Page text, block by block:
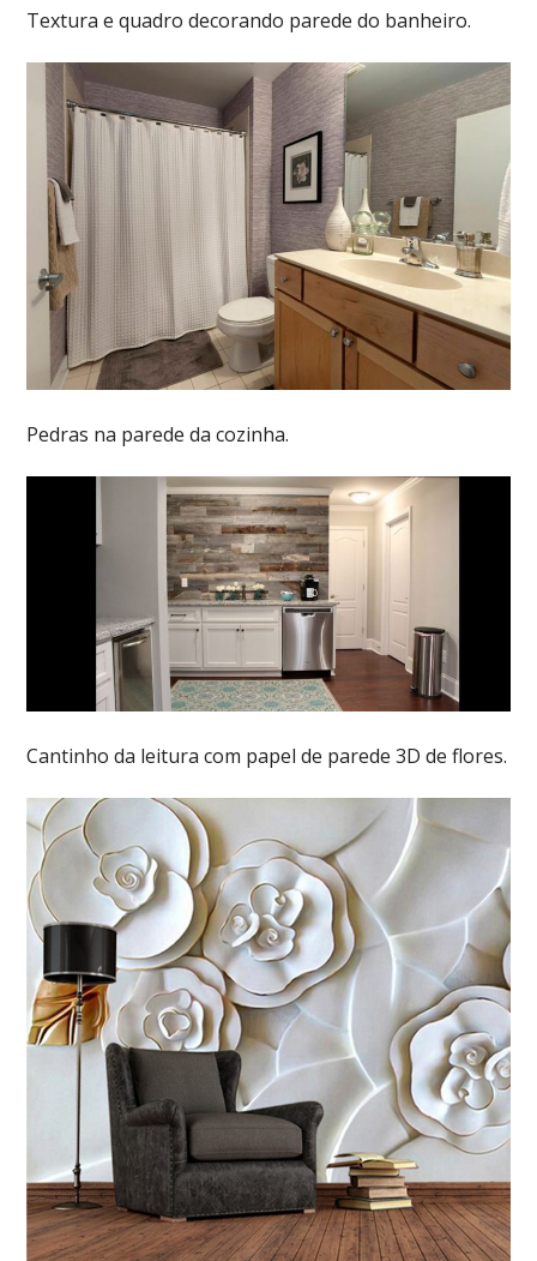
Textura e quadro decorando parede do banheiro.
Pedras na parede da cozinha.
Cantinho da leitura com papel de parede 3D de flores.